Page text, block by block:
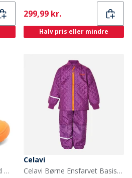
Current
299,99 kr.
Halv pris eller mindre
Bisgaard Børnesko Barfod Morten Orange
Celavi
Celavi Børne Ensfarvet Basis Termosæt Lilac